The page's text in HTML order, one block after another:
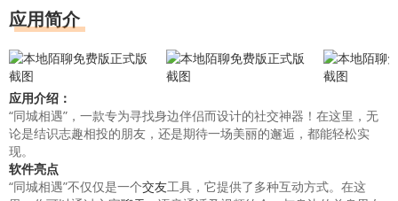
应用简介
应用介绍：
“同城相遇”，一款专为寻找身边伴侣而设计的社交神器！在这里，无
论是结识志趣相投的朋友，还是期待一场美丽的邂逅，都能轻松实
现。
软件亮点
“同城相遇”不仅仅是一个交友工具，它提供了多种互动方式。在这